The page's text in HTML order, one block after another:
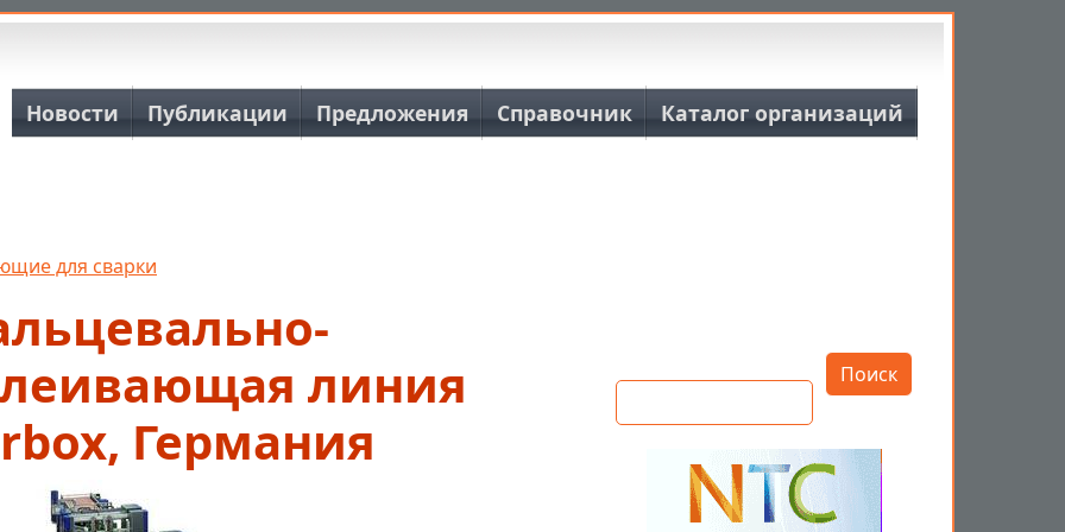
Основная навигация
Новости Публикации Предложения Справочник Каталог организаций
для сварки
линия
Германия